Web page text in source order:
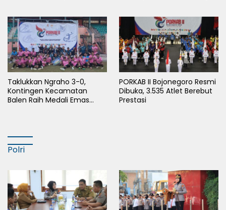
Taklukkan Ngraho 3-0,
Kontingen Kecamatan
Balen Raih Medali Emas
PORKAB II Bojonegoro Resmi
Dibuka, 3.535 Atlet Berebut
Prestasi
Polri